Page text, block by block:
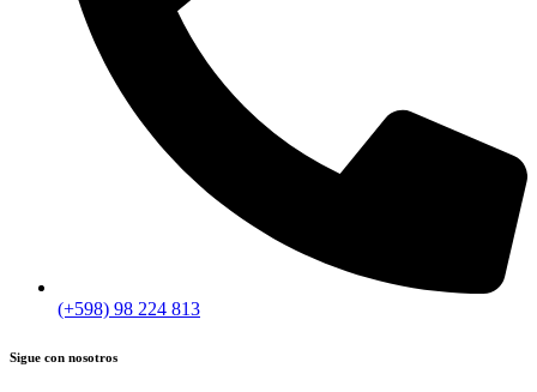
(+598) 98 224 813
Sigue con nosotros